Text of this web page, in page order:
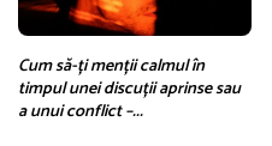
Cum să-ți menții calmul în
timpul unei discuții aprinse sau
a unui conflict –...